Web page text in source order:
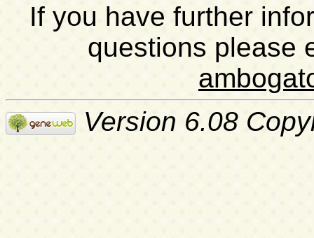
If you have further
questions please
Version 6.08